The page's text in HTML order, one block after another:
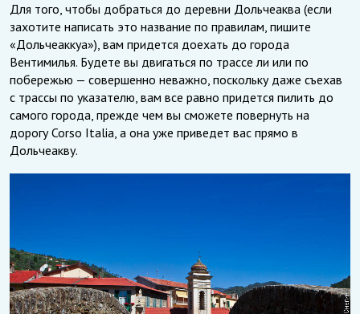
Для того, чтобы добраться до деревни Дольчеаква (если
захотите написать это название по правилам, пишите
«Дольчеаккуа»), вам придется доехать до города
Вентимилья. Будете вы двигаться по трассе ли или по
побережью — совершенно неважно, поскольку даже съехав
с трассы по указателю, вам все равно придется пилить до
самого города, прежде чем вы сможете повернуть на
дорогу Corso Italia, а она уже приведет вас прямо в
Дольчеакву.